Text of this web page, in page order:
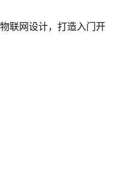
联网设计，打造入门开